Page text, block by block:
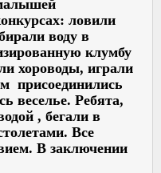
ловили
воду в
клумбу
хороводы, играли
присоединились
веселье. Ребята,
, бегали в
Все
В заключении